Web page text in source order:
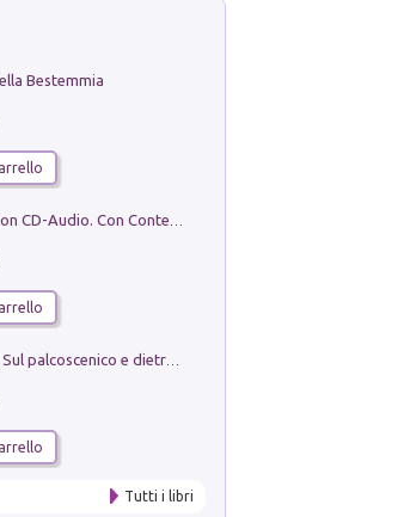
Bestemmia
Tutti i libri